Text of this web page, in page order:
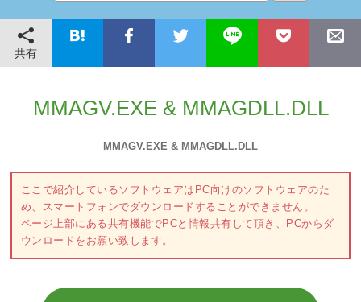
共有
MMAGV.EXE & MMAGDLL.DLL
MMAGV.EXE & MMAGDLL.DLL
ここで紹介しているソフトウェアはPC向けのソフトウェアのた
め、スマートフォンでダウンロードすることができません。
ページ上部にある共有機能でPCと情報共有して頂き、PCからダ
ウンロードをお願い致します。